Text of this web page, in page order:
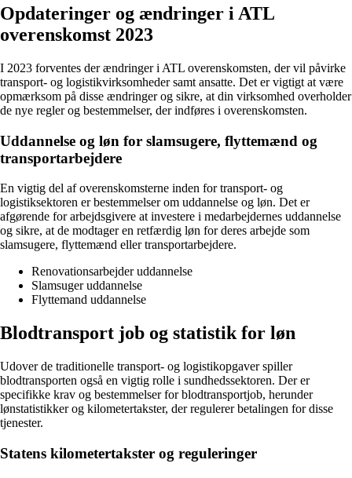
Opdateringer og ændringer i ATL
overenskomst 2023
I 2023 forventes der ændringer i ATL overenskomsten, der vil påvirke
transport- og logistikvirksomheder samt ansatte. Det er vigtigt at være
opmærksom på disse ændringer og sikre, at din virksomhed overholder
de nye regler og bestemmelser, der indføres i overenskomsten.
Uddannelse og løn for slamsugere, flyttemænd og
transportarbejdere
En vigtig del af overenskomsterne inden for transport- og
logistiksektoren er bestemmelser om uddannelse og løn. Det er
afgørende for arbejdsgivere at investere i medarbejdernes uddannelse
og sikre, at de modtager en retfærdig løn for deres arbejde som
slamsugere, flyttemænd eller transportarbejdere.
Renovationsarbejder uddannelse
Slamsuger uddannelse
Flyttemand uddannelse
Blodtransport job og statistik for løn
Udover de traditionelle transport- og logistikopgaver spiller
blodtransporten også en vigtig rolle i sundhedssektoren. Der er
specifikke krav og bestemmelser for blodtransportjob, herunder
lønstatistikker og kilometertakster, der regulerer betalingen for disse
tjenester.
Statens kilometertakster og reguleringer